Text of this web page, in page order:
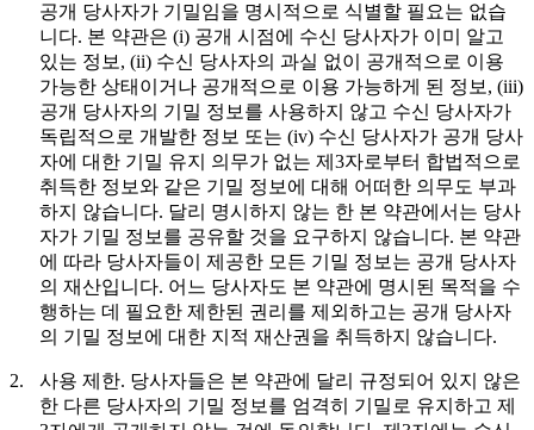
공개 당사자가 기밀임을 명시적으로 식별할 필요는 없습
니다. 본 약관은 (i) 공개 시점에 수신 당사자가 이미 알고
있는 정보, (ii) 수신 당사자의 과실 없이 공개적으로 이용
가능한 상태이거나 공개적으로 이용 가능하게 된 정보, (iii)
공개 당사자의 기밀 정보를 사용하지 않고 수신 당사자가
독립적으로 개발한 정보 또는 (iv) 수신 당사자가 공개 당사
자에 대한 기밀 유지 의무가 없는 제3자로부터 합법적으로
취득한 정보와 같은 기밀 정보에 대해 어떠한 의무도 부과
하지 않습니다. 달리 명시하지 않는 한 본 약관에서는 당사
자가 기밀 정보를 공유할 것을 요구하지 않습니다. 본 약관
에 따라 당사자들이 제공한 모든 기밀 정보는 공개 당사자
의 재산입니다. 어느 당사자도 본 약관에 명시된 목적을 수
행하는 데 필요한 제한된 권리를 제외하고는 공개 당사자
의 기밀 정보에 대한 지적 재산권을 취득하지 않습니다.
2. 사용 제한. 당사자들은 본 약관에 달리 규정되어 있지 않은
한 다른 당사자의 기밀 정보를 엄격히 기밀로 유지하고 제